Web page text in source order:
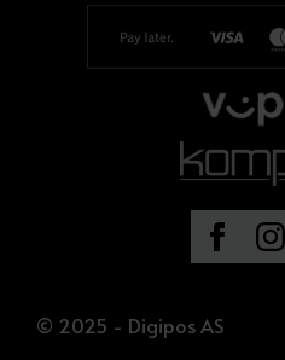
© 2025 - Digipos AS